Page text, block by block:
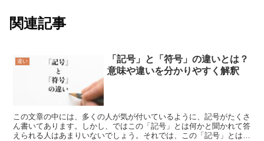
関連記事
違い
「記号」と「符号」の違いとは？
意味や違いを分かりやすく解釈
この文章の中には、多くの人が気が付いているように、記号がたくさ
ん書いてあります。しかし、ではこの「記号」とは何かと聞かれて答
えられる人はあまりいないでしょう。それでは、この「記号」とはど